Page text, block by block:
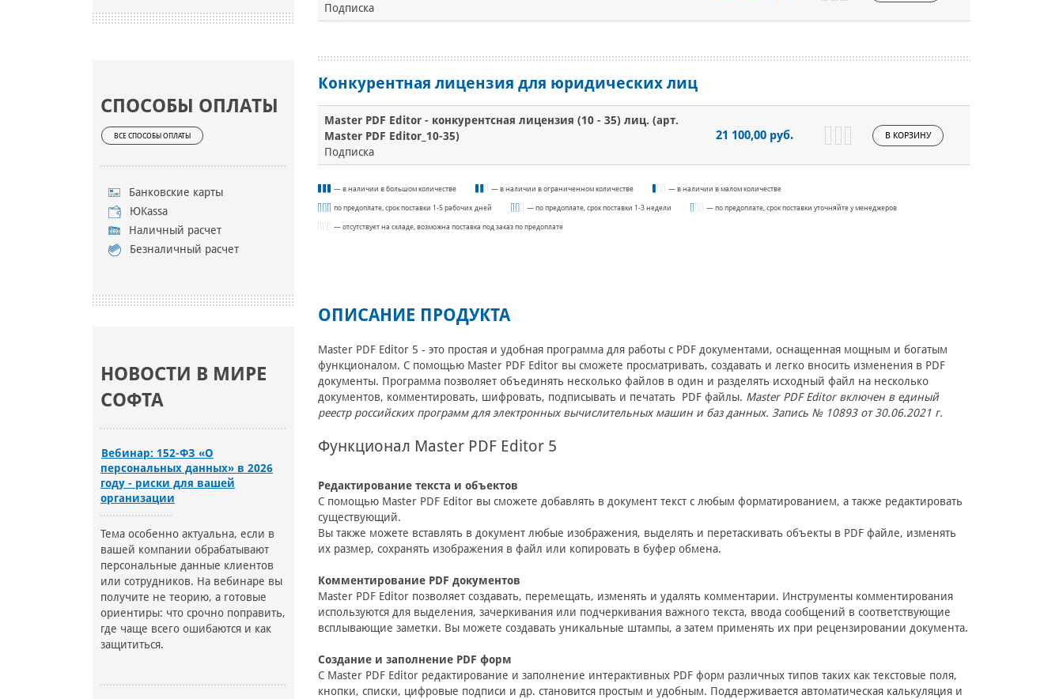
СПОСОБЫ ОПЛАТЫ
ВСЕ СПОСОБЫ ОПЛАТЫ
Банковские карты
ЮKassa
Наличный расчет
Безналичный расчет
НОВОСТИ В МИРЕ
СОФТА
Вебинар: 152-ФЗ «О
персональных данных» в 2026
году - риски для вашей
организации
Тема особенно актуальна, если в
вашей компании обрабатывают
персональные данные клиентов
или сотрудников. На вебинаре вы
получите не теорию, а готовые
ориентиры: что срочно поправить,
где чаще всего ошибаются и как
защититься.
Подписка
Конкурентная лицензия для юридических лиц
Master PDF Editor - конкурентсная лицензия (10 - 35) лиц. (арт.
Master PDF Editor_10-35)
Подписка
21 100,00 руб. В КОРЗИНУ
— в наличии в большом количестве — в наличии в ограниченном количестве — в наличии в малом количестве
по предоплате, срок поставки 1-5 рабочих дней — по предоплате, срок поставки 1-3 недели — по предоплате, срок поставки уточняйте у менеджеров
— отсутствует на складе, возможна поставка под заказ по предоплате
ОПИСАНИЕ ПРОДУКТА
Master PDF Editor 5 - это простая и удобная программа для работы с PDF документами, оснащенная мощным и богатым
функционалом. С помощью Master PDF Editor вы сможете просматривать, создавать и легко вносить изменения в PDF
документы. Программа позволяет объединять несколько файлов в один и разделять исходный файл на несколько
документов, комментировать, шифровать, подписывать и печатать PDF файлы. Master PDF Editor включен в единый
реестр российских программ для электронных вычислительных машин и баз данных. Запись № 10893 от 30.06.2021 г.
Функционал Master PDF Editor 5
Редактирование текста и объектов
С помощью Master PDF Editor вы сможете добавлять в документ текст с любым форматированием, а также редактировать
существующий.
Вы также можете вставлять в документ любые изображения, выделять и перетаскивать объекты в PDF файле, изменять
их размер, сохранять изображения в файл или копировать в буфер обмена.
Комментирование PDF документов
Master PDF Editor позволяет создавать, перемещать, изменять и удалять комментарии. Инструменты комментирования
используются для выделения, зачеркивания или подчеркивания важного текста, ввода сообщений в соответствующие
всплывающие заметки. Вы можете создавать уникальные штампы, а затем применять их при рецензировании документа.
Создание и заполнение PDF форм
С Master PDF Editor редактирование и заполнение интерактивных PDF форм различных типов таких как текстовые поля,
кнопки, списки, цифровые подписи и др. становится простым и удобным. Поддерживается автоматическая калькуляция и